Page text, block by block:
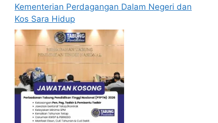
Kementerian Perdagangan Dalam Negeri dan
Kos Sara Hidup